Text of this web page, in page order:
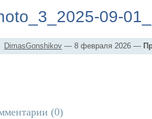
09-
DimasGonshikov — 8 февраля 2026 —
(0)